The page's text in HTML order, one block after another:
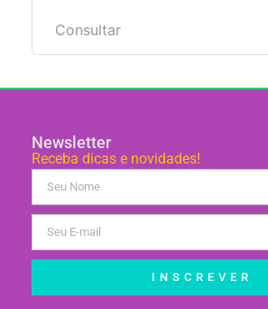
Consultar
Newsletter
Receba dicas e novidades!
INSCREVER